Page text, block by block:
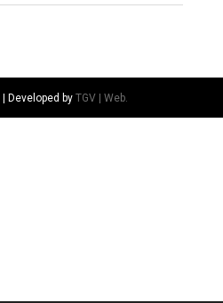
Developed by TGV | Web.